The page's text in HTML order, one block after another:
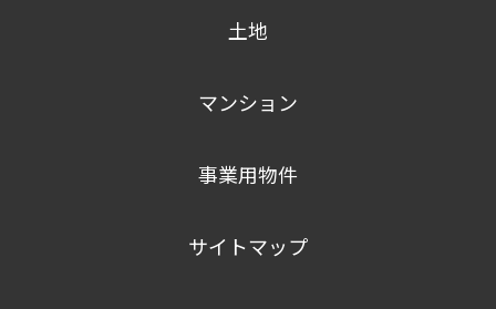
土地
マンション
事業用物件
サイトマップ